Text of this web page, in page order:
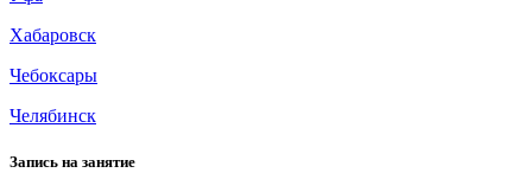
Хабаровск
Чебоксары
Челябинск
Запись на занятие